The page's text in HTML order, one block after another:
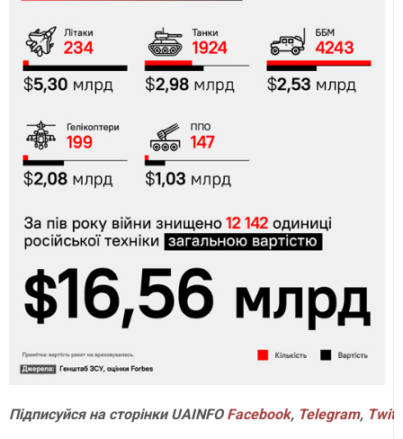
Підписуйся на сторінки UAINFO Facebook, Telegram,